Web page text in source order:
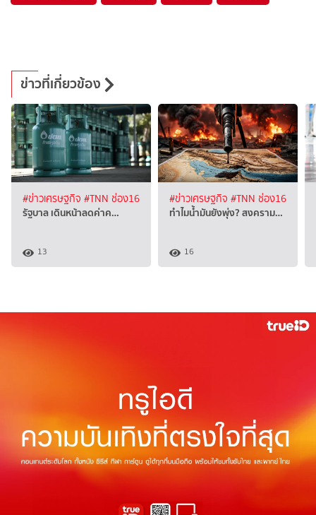
ข่าวที่เกี่ยวข้อง
#ข่าวเศรษฐกิจ #TNN ช่อง16
รัฐบาล เดินหน้าลดค่าค…
13
#ข่าวเศรษฐกิจ #TNN ช่อง16
ทำไมน้ำมันยังพุ่ง? สงคราม…
16